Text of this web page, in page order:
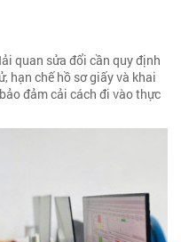
quan sửa đổi cần quy định
hạn chế hồ sơ giấy và khai
đảm cải cách đi vào thực